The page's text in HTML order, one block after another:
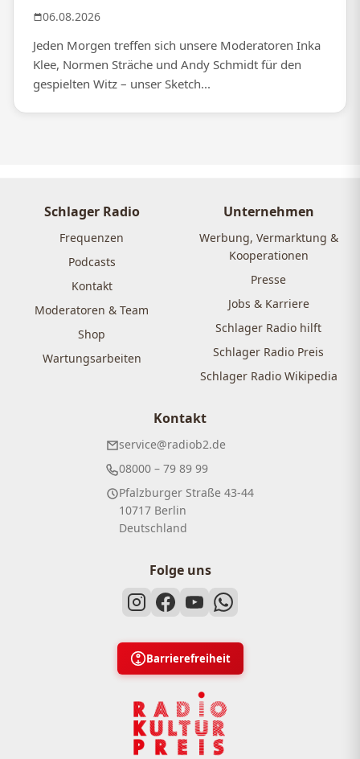
06.08.2026
Jeden Morgen treffen sich unsere Moderatoren Inka
Klee, Normen Sträche und Andy Schmidt für den
gespielten Witz – unser Sketch...
Schlager Radio
Frequenzen
Podcasts
Kontakt
Moderatoren & Team
Shop
Wartungsarbeiten
Unternehmen
Werbung, Vermarktung &
Kooperationen
Presse
Jobs & Karriere
Schlager Radio hilft
Schlager Radio Preis
Schlager Radio Wikipedia
Kontakt
service@radiob2.de
08000 – 79 89 99
Pfalzburger Straße 43-44
10717 Berlin
Deutschland
Folge uns
Barrierefreiheit